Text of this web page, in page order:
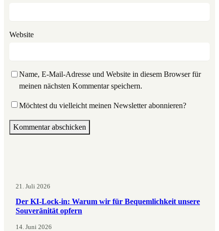
Website
Name, E-Mail-Adresse und Website in diesem Browser für
meinen nächsten Kommentar speichern.
Möchtest du vielleicht meinen Newsletter abonnieren?
21. Juli 2026
Der KI-Lock-in: Warum wir für Bequemlichkeit unsere
Souveränität opfern
14. Juni 2026